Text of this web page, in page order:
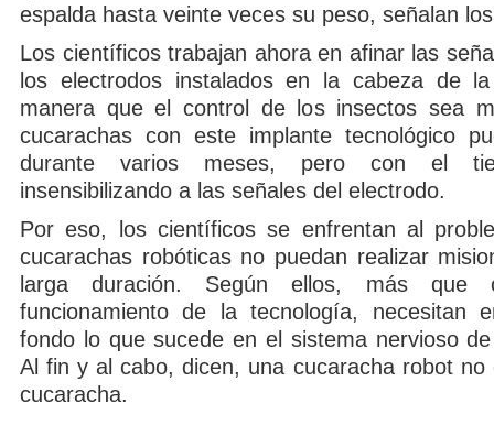
espalda hasta veinte veces su peso, señalan
Los científicos trabajan ahora en afinar las
los electrodos instalados en la cabeza de
manera que el control de los insectos sea
cucarachas con este implante tecnológico
durante varios meses, pero con el
insensibilizando a las señales del electrodo.
Por eso, los científicos se enfrentan al
cucarachas robóticas no puedan realizar
larga duración. Según ellos, más que
funcionamiento de la tecnología, necesitan
fondo lo que sucede en el sistema nervioso
Al fin y al cabo, dicen, una cucaracha robot no
cucaracha.